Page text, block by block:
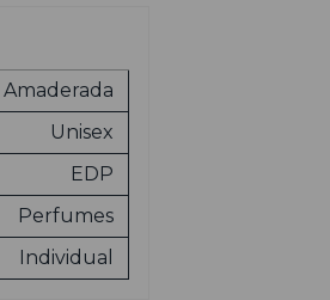
Amaderada
Unisex
EDP
Perfumes
Individual